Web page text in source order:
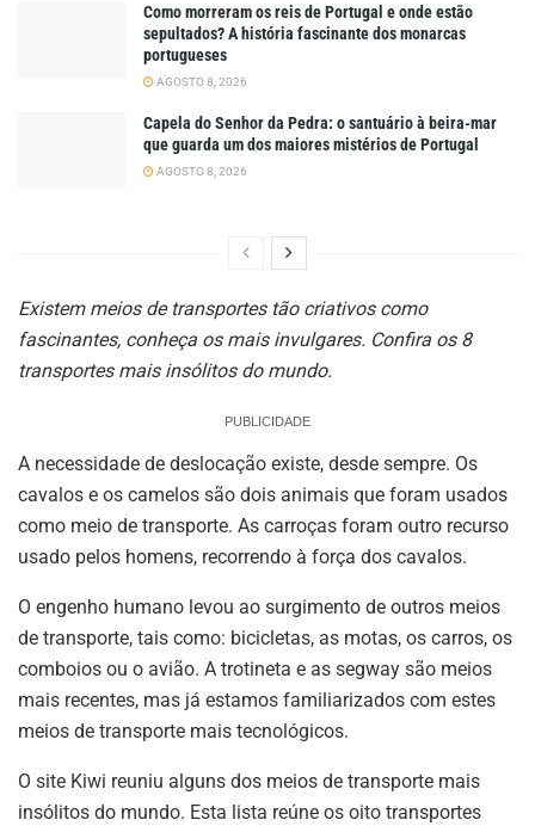
Como morreram os reis de Portugal e onde estão
sepultados? A história fascinante dos monarcas
portugueses
AGOSTO 8, 2026
Capela do Senhor da Pedra: o santuário à beira-mar
que guarda um dos maiores mistérios de Portugal
AGOSTO 8, 2026
Existem meios de transportes tão criativos como
fascinantes, conheça os mais invulgares. Confira os 8
transportes mais insólitos do mundo.
PUBLICIDADE
A necessidade de deslocação existe, desde sempre. Os
cavalos e os camelos são dois animais que foram usados
como meio de transporte. As carroças foram outro recurso
usado pelos homens, recorrendo à força dos cavalos.
O engenho humano levou ao surgimento de outros meios
de transporte, tais como: bicicletas, as motas, os carros, os
comboios ou o avião. A trotineta e as segway são meios
mais recentes, mas já estamos familiarizados com estes
meios de transporte mais tecnológicos.
O site Kiwi reuniu alguns dos meios de transporte mais
insólitos do mundo. Esta lista reúne os oito transportes